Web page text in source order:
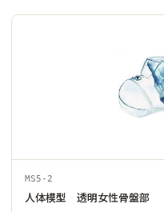
MS5-2
人体模型 透明女性骨盤部